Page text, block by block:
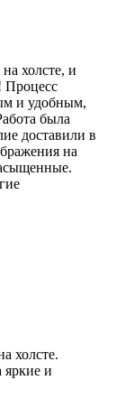
холсте, и
Процесс
и удобным,
была
доставили в
на
холсте.
яркие и